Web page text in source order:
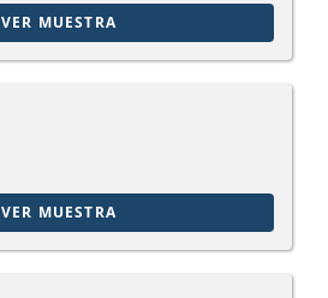
VER MUESTRA
VER MUESTRA